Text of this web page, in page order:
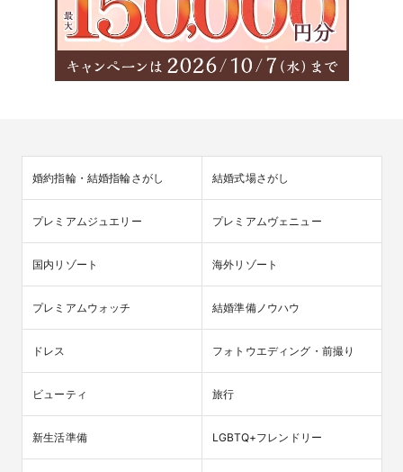
婚約指輪・結婚指輪さがし 結婚式場さがし
プレミアムジュエリー プレミアムヴェニュー
国内リゾート 海外リゾート
プレミアムウォッチ 結婚準備ノウハウ
ドレス フォトウエディング・前撮り
ビューティ 旅行
新生活準備 LGBTQ+フレンドリー